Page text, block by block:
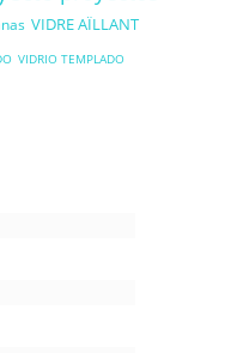
VIDRE AÏLLANT
VIDRIO TEMPLADO